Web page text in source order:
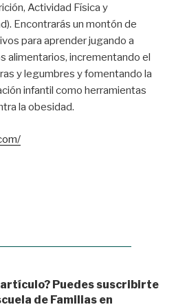
Actividad Física y
Encontrarás un montón de
para aprender jugando a
alimentarios, incrementando el
y legumbres y fomentando la
infantil como herramientas
la obesidad.
Puedes suscribirte
de Familias en